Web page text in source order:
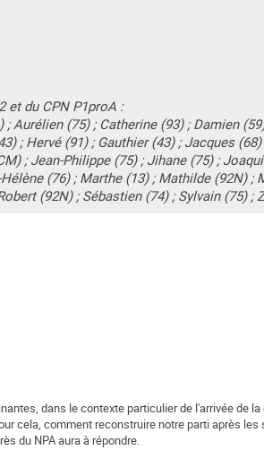
et du CPN P1proA :
Aurélien (75) ; Catherine (93) ; Damien
; Hervé (91) ; Gauthier (43) ; Jacques (68)
; Jean-Philippe (75) ; Jihane (75) ;
(76) ; Marthe (13) ; Mathilde (92N) ;
(92N) ; Sébastien (74) ; Sylvain (75) ;
dans le contexte particulier de l'arrivée de la
cela, comment reconstruire notre parti après
du NPA aura à répondre.